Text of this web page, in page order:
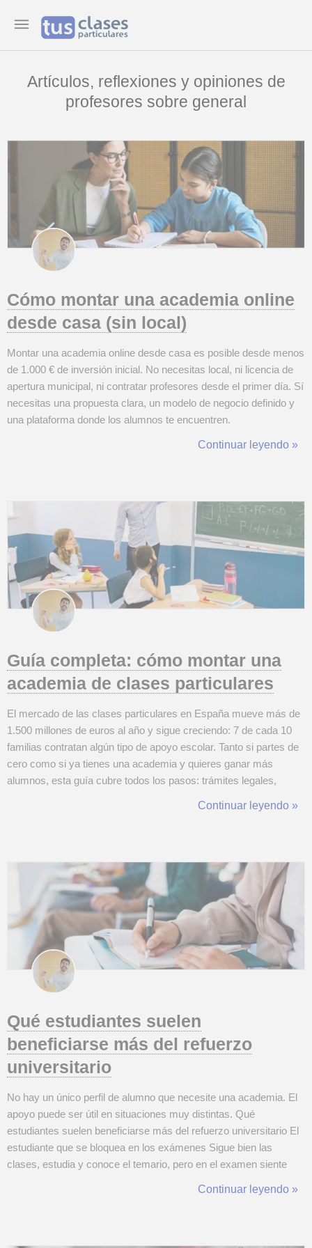
Artículos, reflexiones y opiniones de
profesores sobre general
Cómo montar una academia online
desde casa (sin local)
Montar una academia online desde casa es posible desde menos
de 1.000 € de inversión inicial. No necesitas local, ni licencia de
apertura municipal, ni contratar profesores desde el primer día. Sí
necesitas una propuesta clara, un modelo de negocio definido y
una plataforma donde los alumnos te encuentren.
con más de 60.000 búsquedas de formación al día en España.
Continuar leyendo »
Guía completa: cómo montar una
academia de clases particulares
El mercado de las clases particulares en España mueve más de
1.500 millones de euros al año y sigue creciendo: 7 de cada 10
familias contratan algún tipo de apoyo escolar. Tanto si partes de
cero como si ya tienes una academia y quieres ganar más
alumnos, esta guía cubre todos los pasos: trámites legales,
TusClasesParticulares, cómo encontrar profesores y por qué la
Continuar leyendo »
Qué estudiantes suelen
beneficiarse más del refuerzo
universitario
No hay un único perfil de alumno que necesite una academia. El
apoyo puede ser útil en situaciones muy distintas. Qué
estudiantes suelen beneficiarse más del refuerzo universitario El
estudiante que se bloquea en los exámenes Sigue bien las
clases, estudia y conoce el temario, pero en el examen siente
en preguntas que había practicado o comete errores que en casa
Continuar leyendo »